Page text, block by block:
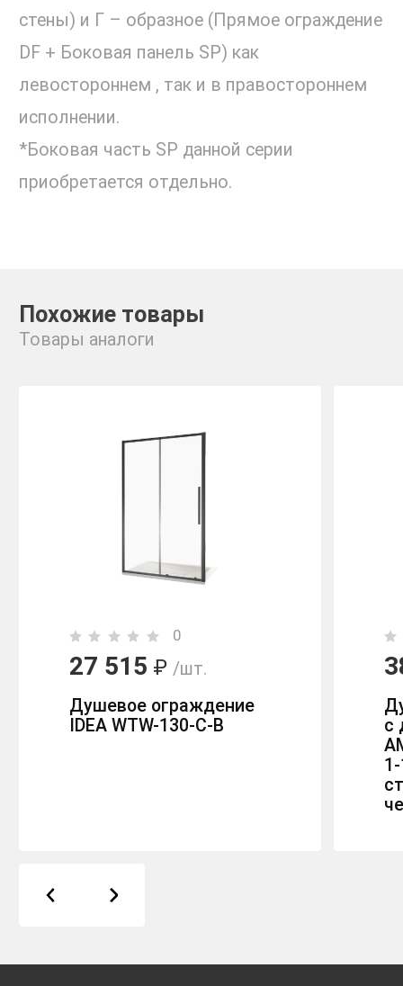
стены) и Г – образное (Прямое ограждение
DF + Боковая панель SP) как
левостороннем , так и в правостороннем
исполнении.
*Боковая часть SP данной серии
приобретается отдельно.
Похожие товары
Товары аналоги
0
27 515 ₽ /шт.
Душевое ограждение
IDEA WTW-130-C-B
с